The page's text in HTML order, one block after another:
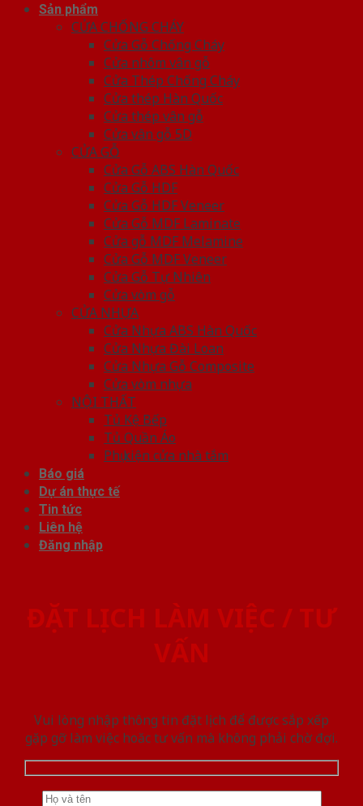
Sản phẩm
CỬA CHỐNG CHÁY
Cửa Gỗ Chống Cháy
Cửa nhôm vân gỗ
Cửa Thép Chống Cháy
Cửa thép Hàn Quốc
Cửa thép vân gỗ
Cửa vân gỗ 5D
CỬA GỖ
Cửa Gỗ ABS Hàn Quốc
Cửa Gỗ HDF
Cửa Gỗ HDF Veneer
Cửa Gỗ MDF Laminate
Cửa gỗ MDF Melamine
Cửa Gỗ MDF Veneer
Cửa Gỗ Tự Nhiên
Cửa vòm gỗ
CỬA NHỰA
Cửa Nhựa ABS Hàn Quốc
Cửa Nhựa Đài Loan
Cửa Nhựa Gỗ Composite
Cửa vòm nhựa
NỘI THẤT
Tủ Kệ Bếp
Tủ Quần Áo
Phụ kiện cửa nhà tắm
Báo giá
Dự án thực tế
Tin tức
Liên hệ
Đăng nhập
ĐẶT LỊCH LÀM VIỆC / TƯ
VẤN
Vui lòng nhập thông tin đặt lịch để được sắp xếp
gặp gỡ làm việc hoăc tư vấn mà không phải chờ đợi.